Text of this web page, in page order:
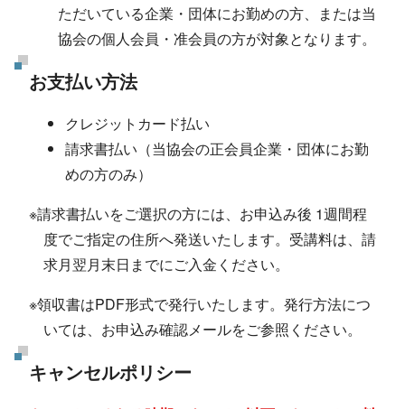
ただいている企業・団体にお勤めの方、または当
協会の個人会員・准会員の方が対象となります。
お支払い方法
クレジットカード払い
請求書払い（当協会の正会員企業・団体にお勤
めの方のみ）
※請求書払いをご選択の方には、お申込み後 1週間程
度でご指定の住所へ発送いたします。受講料は、請
求月翌月末日までにご入金ください。
※領収書はPDF形式で発行いたします。発行方法につ
いては、お申込み確認メールをご参照ください。
キャンセルポリシー